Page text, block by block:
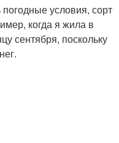
условия, сорт
когда я жила в
сентября, поскольку